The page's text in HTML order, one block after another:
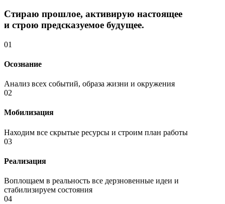
Стираю прошлое, активирую настоящее
и строю предсказуемое будущее.
01
Осознание
Анализ всех событий, образа жизни и окружения
02
Мобилизация
Находим все скрытые ресурсы и строим план работы
03
Реализация
Воплощаем в реальность все дерзновенные идеи и
стабилизируем состояния
04